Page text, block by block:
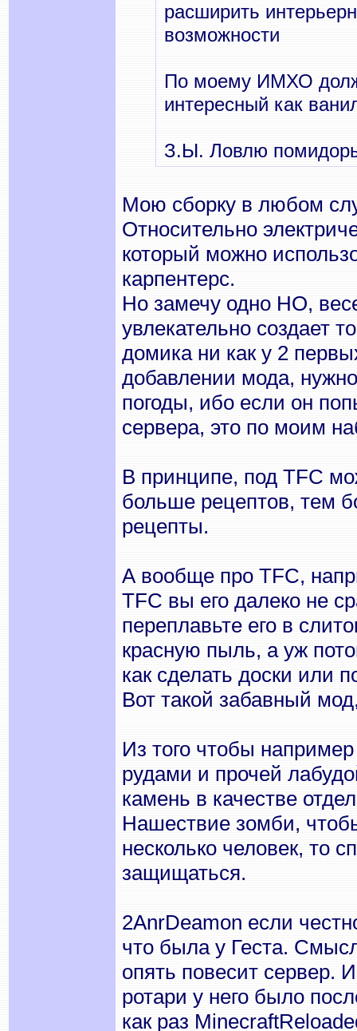
расширить
возможности
По моему ИМХО
интересный как
З.Ы. Ловлю
Мою сборку в любом
Относительно
который можно
карпентерс.
Но замечу одно НО,
увлекательно создает
домика ни как у 2
добавлении мода,
погоды, ибо если он
сервера, это по моим
В принципе, под TFC
больше рецептов, тем
рецепты.
А вообще про TFC,
TFC вы его далеко не
переплавьте его в
красную пыль, а уж
как сделать доски или
Вот такой забавный
Из того чтобы
рудами и прочей
камень в качестве
Нашествие зомби,
несколько человек, то
защищаться.
2AnrDeamon если
что была у Геста.
опять повесит сервер.
ротари у него было
как раз